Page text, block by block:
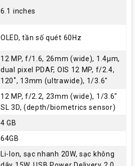
6.1 inches
OLED, tần số quét 60Hz
12 MP, f/1.6, 26mm (wide), 1.4µm,
dual pixel PDAF, OIS 12 MP, f/2.4,
120˚, 13mm (ultrawide), 1/3.6"
12 MP, f/2.2, 23mm (wide), 1/3.6"
SL 3D, (depth/biometrics sensor)
4 GB
64GB
Li-Ion, sạc nhanh 20W, sạc không